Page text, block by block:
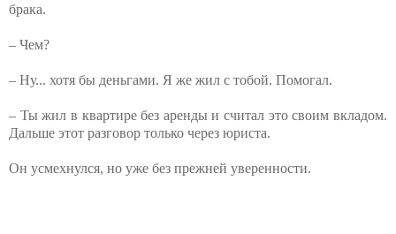
брака.
– Чем?
– Ну... хотя бы деньгами. Я же жил с тобой. Помогал.
– Ты жил в квартире без аренды и считал это своим вкладом.
Дальше этот разговор только через юриста.
Он усмехнулся, но уже без прежней уверенности.